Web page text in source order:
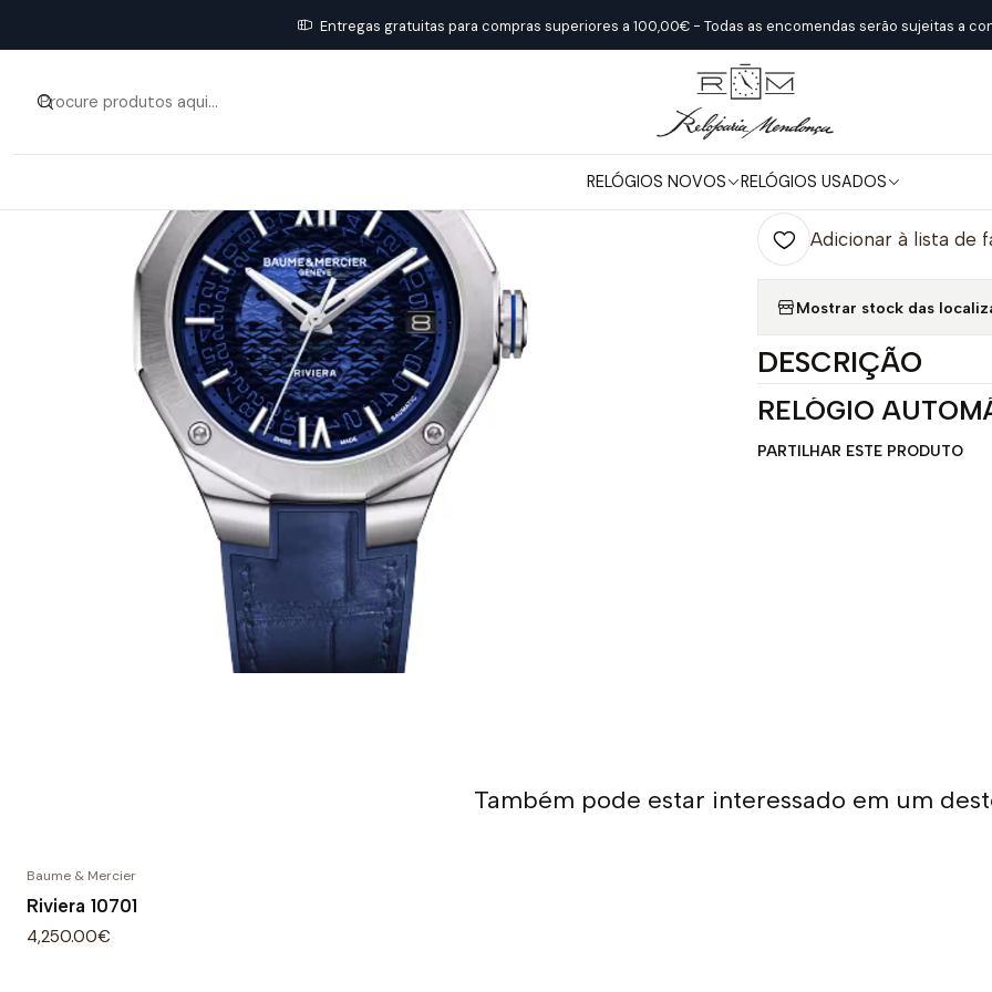
RELÓGIOS NOVOS RELÓGIOS USADOS
Entregas gratuitas para compras superiores a 100,00€ - Todas as encomendas serão sujeitas a
Início Relógios Novos Baume & Mercier Riviera 10714
|
Riviera 10714
Quantidade
Adicionar à lista de
Mostrar stock das
DESCRIÇÃO
RELÓGIO
PARTILHAR ESTE PRODUTO
Também pode estar interessado em um
Baume & Mercier
Riviera 10701
4,250.00€